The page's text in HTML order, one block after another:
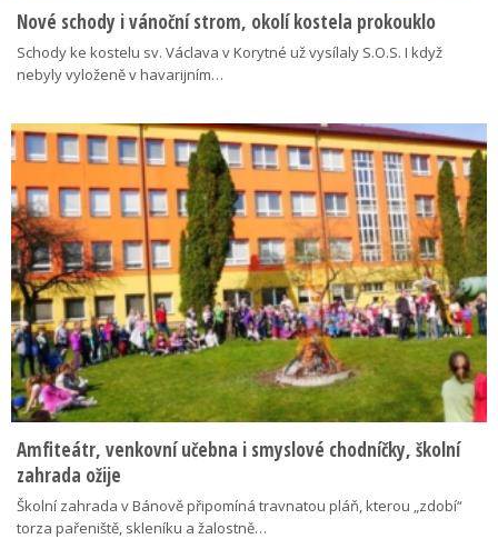
Nové schody i vánoční strom, okolí kostela prokouklo
Schody ke kostelu sv. Václava v Korytné už vysílaly S.O.S. I když
nebyly vyloženě v havarijním…
Amfiteátr, venkovní učebna i smyslové chodníčky, školní
zahrada ožije
Školní zahrada v Bánově připomíná travnatou pláň, kterou „zdobí“
torza pařeniště, skleníku a žalostně…